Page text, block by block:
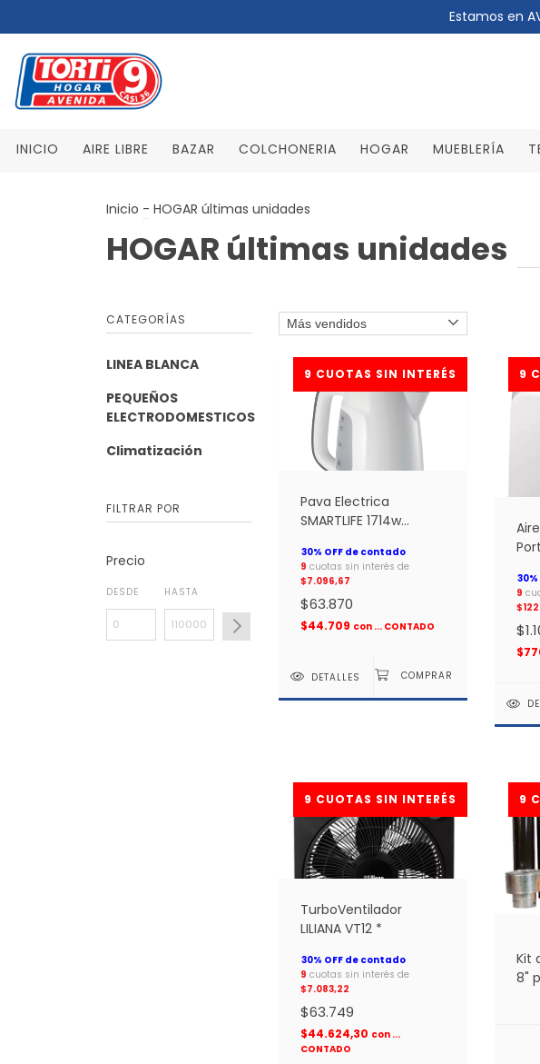
Estamos en
INICIO AIRE LIBRE BAZAR COLCHONERIA HOGAR MUEBLERÍA
Inicio - HOGAR últimas unidades
HOGAR últimas unidades
CATEGORÍAS
LINEA BLANCA
PEQUEÑOS
ELECTRODOMESTICOS
Climatización
FILTRAR POR
Precio
DESDE HASTA
Pava Electrica
SMARTLIFE 1714w
9 cuotas sin interés de
$7.096,67
$63.870
$44.709 con ... CONTADO
DETALLES
9
TurboVentilador
LILIANA VT12 *
9 cuotas sin interés de
$7.083,22
$63.749
$44.624,30 con ...
CONTADO
Kit
8"